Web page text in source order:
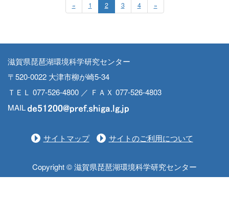
« 1 2 3 4 »
滋賀県琵琶湖環境科学研究センター
〒520-0022 大津市柳が崎5-34
ＴＥＬ 077-526-4800 ／ ＦＡＸ 077-526-4803
MAIL
サイトマップ サイトのご利用について
Copyright © 滋賀県琵琶湖環境科学研究センター